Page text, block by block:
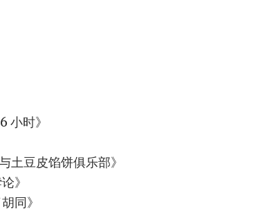
小时》
豆皮馅饼俱乐部》
》
同》